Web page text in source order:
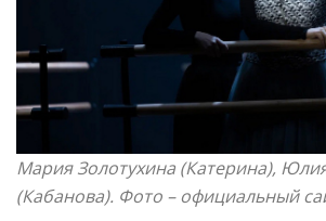
Мария Золотухина (Катерина),
(Кабанова). Фото –официальный